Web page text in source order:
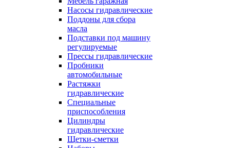
Насосы гидравлические
Поддоны для сбора
масла
Подставки под машину
регулируемые
Прессы гидравлические
Пробники
автомобильные
Растяжки
гидравлические
Специальные
приспособления
Цилиндры
гидравлические
Щетки-сметки